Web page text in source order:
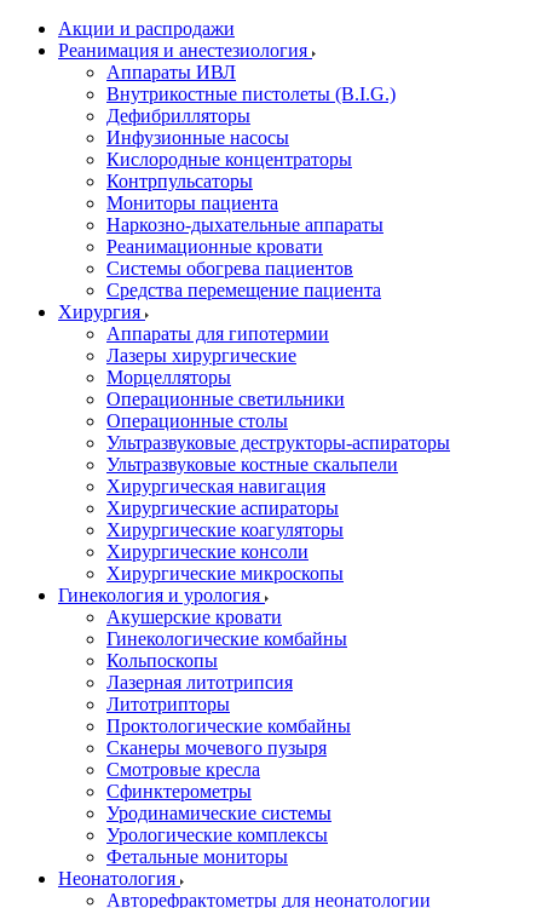
Акции и распродажи
Реанимация и анестезиология
Аппараты ИВЛ
Внутрикостные пистолеты (B.I.G.)
Дефибрилляторы
Инфузионные насосы
Кислородные концентраторы
Контрпульсаторы
Мониторы пациента
Наркозно-дыхательные аппараты
Реанимационные кровати
Системы обогрева пациентов
Средства перемещение пациента
Хирургия
Аппараты для гипотермии
Лазеры хирургические
Морцелляторы
Операционные светильники
Операционные столы
Ультразвуковые деструкторы-аспираторы
Ультразвуковые костные скальпели
Хирургическая навигация
Хирургические аспираторы
Хирургические коагуляторы
Хирургические консоли
Хирургические микроскопы
Гинекология и урология
Акушерские кровати
Гинекологические комбайны
Кольпоскопы
Лазерная литотрипсия
Литотрипторы
Проктологические комбайны
Сканеры мочевого пузыря
Смотровые кресла
Сфинктерометры
Уродинамические системы
Урологические комплексы
Фетальные мониторы
Неонатология
Авторефрактометры для неонатологии